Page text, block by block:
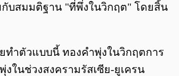
กับสมมติฐาน "ที่พึ่งในวิกฤต" โดยสิ้น
ทำตัวแบบนี้ ทองคำพุ่งในวิกฤตการ
งในช่วงสงครามรัสเซีย-ยูเครน